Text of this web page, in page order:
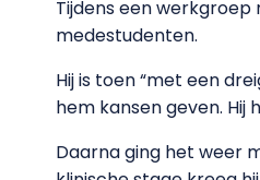
Tijdens een
medestudenten.
Hij is toen “met een
hem kansen geven.
Daarna ging het weer